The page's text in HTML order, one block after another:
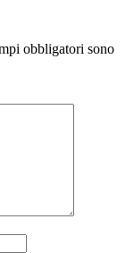
obbligatori sono